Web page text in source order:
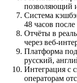
позволяющий
Система
48 часов
Отчёты в
через
Платформа
русский,
Интеграция с
операторам